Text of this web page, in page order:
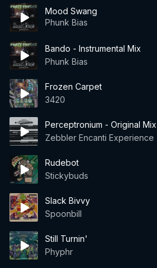
Mood Swang
Phunk Bias
Bando - Instrumental Mix
Phunk Bias
Frozen Carpet
3420
Perceptronium - Original Mix
Zebbler Encanti Experience
Rudebot
Stickybuds
Slack Bivvy
Spoonbill
Still Turnin'
Phyphr